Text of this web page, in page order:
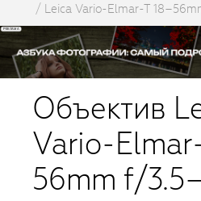
Leica Vario-Elmar-T
Объектив
Vario-
56mm f/